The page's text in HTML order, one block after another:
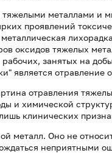
тяжелыми металлами и
проявлений
оксидов тяжелых
занятых на
является отравление
отравления
и химической
клинических
металл. Оно не
неприятными